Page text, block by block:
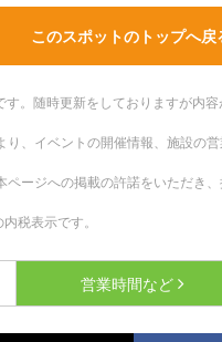
このスポットのトップへ戻
。随時更新をしておりますが内
、イベントの開催情報、施設の
ージへの掲載の許諾をいただき
税表示です。
営業時間など